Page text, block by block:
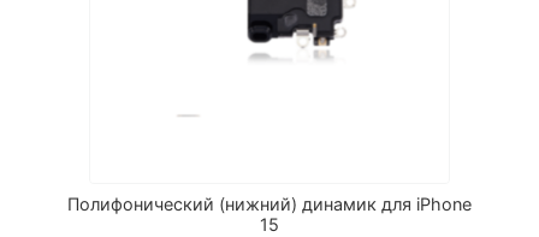
Полифонический (нижний) динамик для iPhone
15